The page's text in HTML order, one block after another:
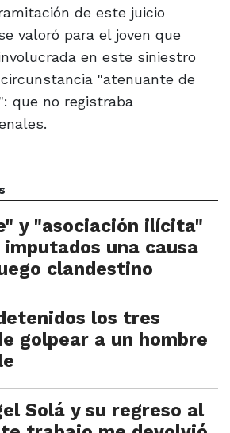
de este juicio
valoró para el joven que
en este siniestro
"atenuante de
que no registraba
y "asociación ilícita"
una causa
clandestino
los tres
golpear a un hombre
Solá y su regreso al